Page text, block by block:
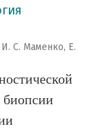
С. Маменко, Е.
биопсии